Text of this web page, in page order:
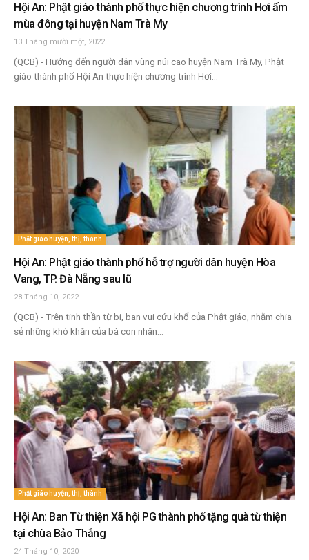
Hội An: Phật giáo thành phố thực hiện chương trình Hơi ấm
mùa đông tại huyện Nam Trà My
13 Tháng mười một, 2022
(QCB) - Hướng đến người dân vùng núi cao huyện Nam Trà My, Phật
giáo thành phố Hội An thực hiện chương trình Hơi...
Phật giáo huyện, thị, thành
Hội An: Phật giáo thành phố hỗ trợ người dân huyện Hòa
Vang, TP. Đà Nẵng sau lũ
28 Tháng 10, 2022
(QCB) - Trên tinh thần từ bi, ban vui cứu khổ của Phật giáo, nhằm chia
sẻ những khó khăn của bà con nhân...
Phật giáo huyện, thị, thành
Hội An: Ban Từ thiện Xã hội PG thành phố tặng quà từ thiện
tại chùa Bảo Thắng
24 Tháng 10, 2020